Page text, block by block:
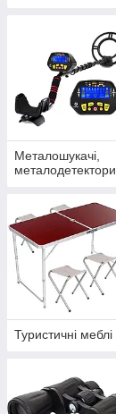
Металошукачі,
металодетектори
Туристичні меблі